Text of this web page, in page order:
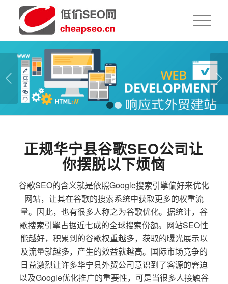
下一页
1 2
正规华宁县谷歌SEO公司让
你摆脱以下烦恼
谷歌SEO的含义就是依照Google搜索引擎偏好来优化
网站，让其在谷歌的搜索系统中获取更多的权重流
量。因此，也有很多人称之为谷歌优化。据统计，谷
歌搜索引擎占据近七成的全球搜索份额。网站SEO性
能越好，积累到的谷歌权重越多，获取的曝光展示以
及流量就越多，产生的效益就越高。国际市场竞争的
日益激烈让许多华宁县外贸公司意识到了客源的窘迫
以及Google优化推广的重要性，可是当很多人接触谷